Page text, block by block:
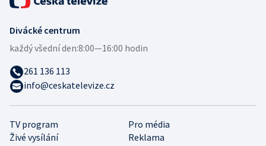
TV program
Pro média
Živé vysílání
Reklama
Divácké centrum
každý všední den:8:00—16:00 hodin
261 136 113
info@ceskatelevize.cz